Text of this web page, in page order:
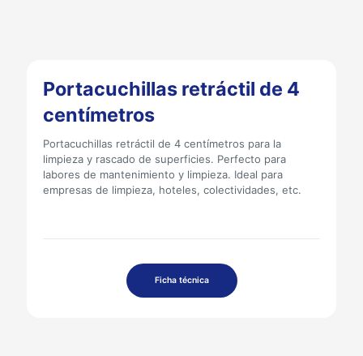
Portacuchillas retráctil de 4
centímetros
Portacuchillas retráctil de 4 centímetros para la
limpieza y rascado de superficies. Perfecto para
labores de mantenimiento y limpieza. Ideal para
empresas de limpieza, hoteles, colectividades, etc.
Ficha técnica